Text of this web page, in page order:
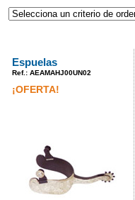
Espuelas
Ref.: AEAMAHJ00UN02
¡OFERTA!